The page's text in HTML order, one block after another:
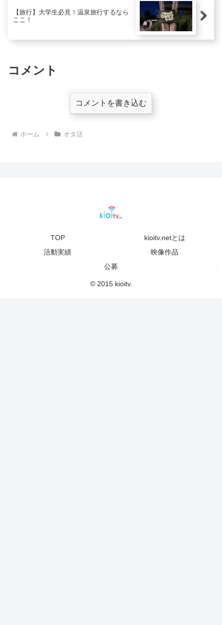
【旅行】大学生必見！温泉旅行するなら
ここ！
コメント
コメントを書き込む
ホーム オタ活
TOP
kioitv.netとは
活動実績
映像作品
公募
© 2015 kioitv.